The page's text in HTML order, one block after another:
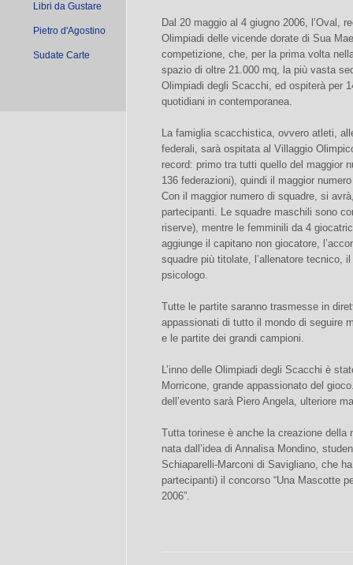
Libri da Gustare
Pietro d'Agostino
Sudate Carte
Dal 20 maggio al 4 giugno 2006, l’Oval,
Olimpiadi delle vicende dorate di Sua
competizione, che, per la prima volta
spazio di oltre 21.000 mq, la più vasta
Olimpiadi degli Scacchi, ed ospiterà per
quotidiani in contemporanea.
La famiglia scacchistica, ovvero atleti,
federali, sarà ospitata al Villaggio
record: primo tra tutti quello del maggior
136 federazioni), quindi il maggior
Con il maggior numero di squadre, si
partecipanti. Le squadre maschili sono
riserve), mentre le femminili da 4
aggiunge il capitano non giocatore,
squadre più titolate, l’allenatore tecnico,
psicologo.
Tutte le partite saranno trasmesse in
appassionati di tutto il mondo di seguire
e le partite dei grandi campioni.
L’inno delle Olimpiadi degli Scacchi è
Morricone, grande appassionato del
dell’evento sarà Piero Angela, ulteriore
Tutta torinese è anche la creazione della
nata dall’idea di Annalisa Mondino,
Schiaparelli-Marconi di Savigliano, che
partecipanti) il concorso “Una Mascotte
2006”.